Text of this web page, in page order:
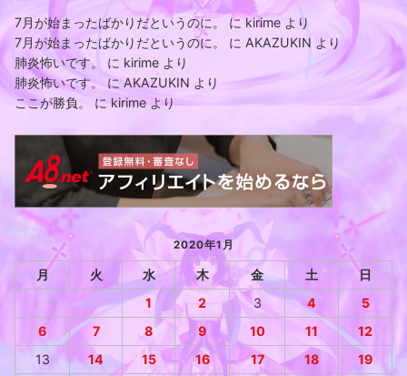
7月が始まったばかりだというのに。 にkirime より
7月が始まったばかりだというのに。
に AKAZUKIN より
肺炎怖いです。
に kirime より
肺炎怖いです。
に AKAZUKIN より
ここが勝負。
にkirimeより
2020年1月
月 火 水 木 金 土
日
1
2 3 4
5
6
7 8 9 10 11
12
13
14 15 16 17 18
19